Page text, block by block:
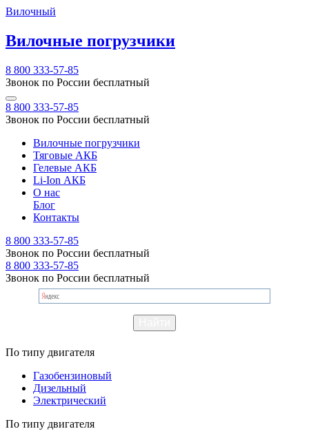
Вилочный
Вилочные погрузчики
8 800 333-57-85
Звонок по России бесплатный
8 800 333-57-85
Звонок по России бесплатный
Вилочные погрузчики
Тяговые АКБ
Гелевые АКБ
Li-Ion АКБ
О нас
Блог
Контакты
8 800 333-57-85
Звонок по России бесплатный
8 800 333-57-85
Звонок по России бесплатный
По типу двигателя
Газобензиновый
Дизельный
Электрический
По типу двигателя